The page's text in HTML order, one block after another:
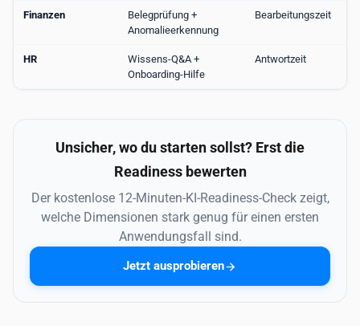
Finanzen
Belegprüfung +
Anomalieerkennung
Bearbeitungszeit
HR
Wissens-Q&A +
Onboarding-Hilfe
Antwortzeit
Unsicher, wo du starten sollst? Erst die
Readiness bewerten
Der kostenlose 12-Minuten-KI-Readiness-Check zeigt,
welche Dimensionen stark genug für einen ersten
Anwendungsfall sind.
Jetzt ausprobieren